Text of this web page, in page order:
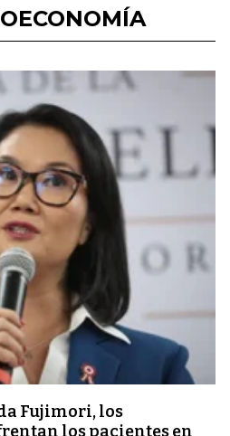
Fujimori, los
los pacientes en